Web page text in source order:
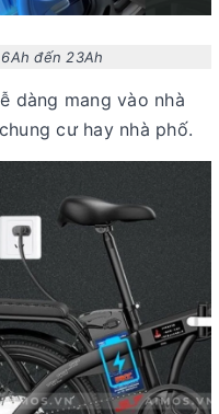
đến 23Ah
dàng mang vào nhà
cư hay nhà phố.